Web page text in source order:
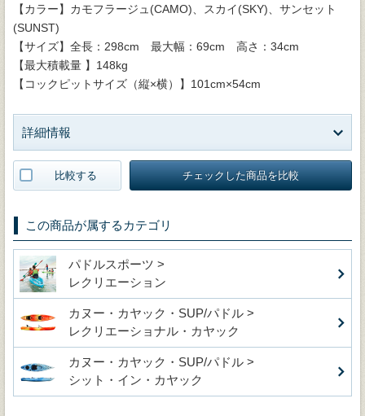
【カラー】カモフラージュ(CAMO)、スカイ(SKY)、サンセット
(SUNST)
【サイズ】全長：298cm 最大幅：69cm 高さ：34cm
【最大積載量 】148kg
【コックピットサイズ（縦×横）】101cm×54cm
詳細情報
比較する チェックした商品を比較
この商品が属するカテゴリ
パドルスポーツ >
レクリエーション
カヌー・カヤック・SUP/パドル >
レクリエーショナル・カヤック
カヌー・カヤック・SUP/パドル >
シット・イン・カヤック